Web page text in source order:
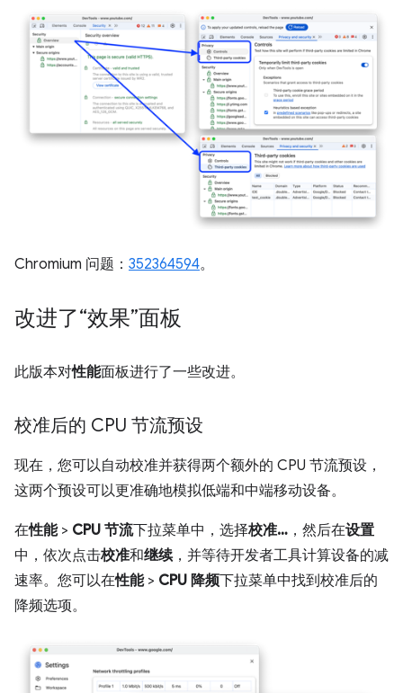
Chromium 问题： 352364594。
改进了“效果”面板
此版本对性能面板进行了一些改进。
校准后的 CPU 节流预设
现在，您可以自动校准并获得两个额外的 CPU 节流预设，
这两个预设可以更准确地模拟低端和中端移动设备。
在性能> CPU 节流下拉菜单中，选择校准… ，然后在设置
中，依次点击校准和继续，并等待开发者工具计算设备的减
速率。您可以在性能> CPU 降频下拉菜单中找到校准后的
降频选项。